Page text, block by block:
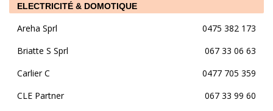
ELECTRICITÉ & DOMOTIQUE
Areha Sprl
0475 382 173
Briatte S Sprl
067 33 06 63
Carlier C
0477 705 359
CLE Partner
067 33 99 60